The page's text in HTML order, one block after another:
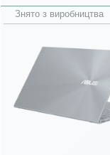
Знято з виробництва